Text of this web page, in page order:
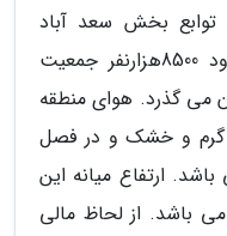
توابع بخش سعد آباد
دشتستان است. این شهر در حدود 8500هزارنفر جمعیت
می گذرد. هوای منطقه
گرم و خشک و در فصل
ارتفاع میانه این
دریا می باشد. از لحاظ مالی